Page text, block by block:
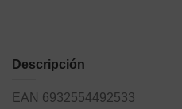
Descripción
EAN 6932554492533